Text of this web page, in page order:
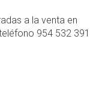
a la venta en
954 532 391